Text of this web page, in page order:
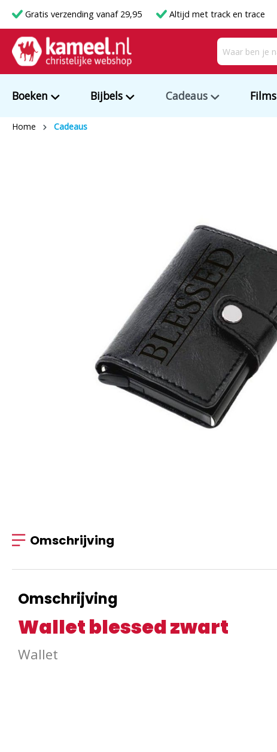
Gratis verzending vanaf 29,95 Altijd met track en trace
Boeken Bijbels Cadeaus Films
Home Cadeaus
Omschrijving
Omschrijving
Wallet blessed zwart
Wallet